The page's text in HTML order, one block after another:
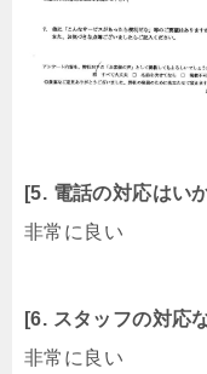
[5. 電話の対応はい
非常に良い
[6. スタッフの対応
非常に良い